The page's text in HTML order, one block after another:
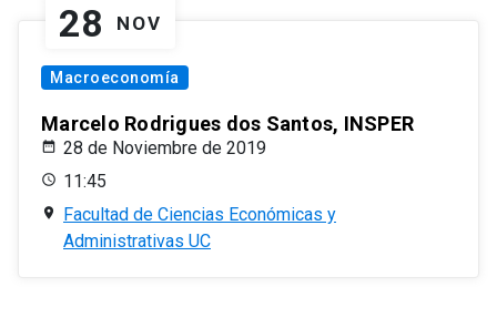
28 NOV
Macroeconomía
Marcelo Rodrigues dos Santos, INSPER
28 de Noviembre de 2019
11:45
Facultad de Ciencias Económicas y
Administrativas UC